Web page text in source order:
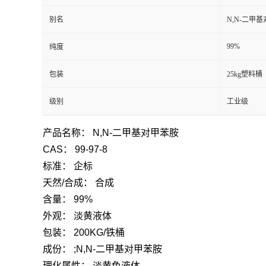
别名 N,N-二甲基
纯度 99%
包装 25kg塑料桶
级别 工业级
产品名称：
N,N-二甲基对甲苯胺
CAS：
99-97-8
标准：
企标
天然/合成：
合成
含量：
99%
外观：
淡黄液体
包装：
200KG/铁桶
成份：
;N,N-二甲基对甲苯胺